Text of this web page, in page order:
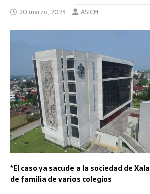
20 marzo, 2023 ASICH
*El caso ya sacude a la sociedad de
de familia de varios colegios